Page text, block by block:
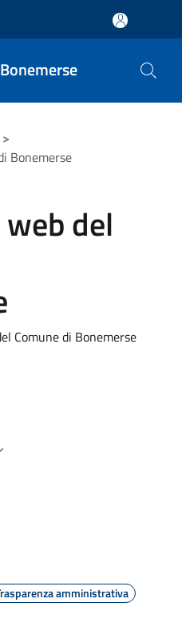
>
Bonemerse
del
Comune di Bonemerse
amministrativa